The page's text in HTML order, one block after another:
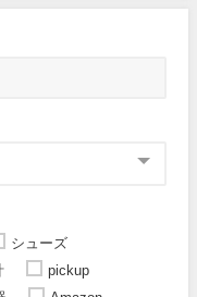
シューズ
pickup